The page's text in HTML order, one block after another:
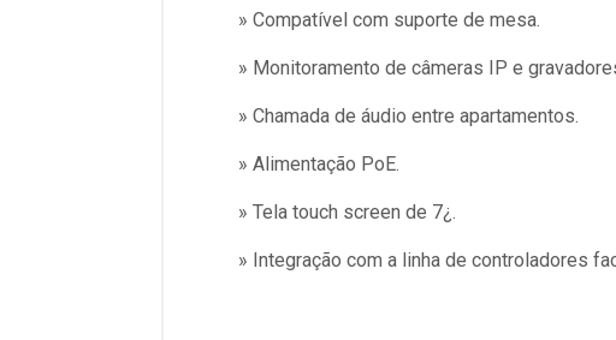
» Compatível com suporte de mesa.
» Monitoramento de câmeras IP e
» Chamada de áudio entre apartamentos.
» Alimentação PoE.
» Tela touch screen de 7¿.
» Integração com a linha de controladores